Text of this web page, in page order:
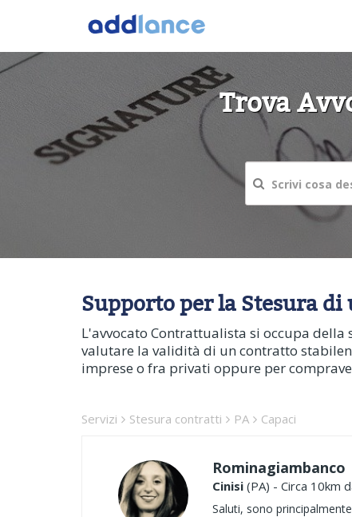
Trova
Supporto per la Stesura
L'avvocato Contrattualista si occupa
valutare la validità di un contratto
imprese o fra privati oppure per
Servizi Stesura contratti PA Capaci
Rominagiambanco
Cinisi (PA) - Circa 10km
Saluti, sono